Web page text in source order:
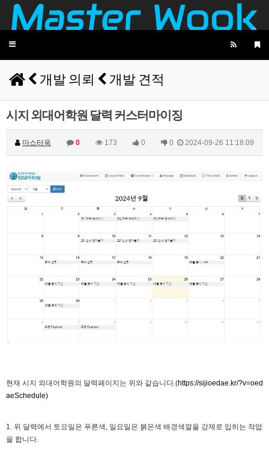
Toggle
개발 의뢰 개발 견적
시지 외대어학원 달력 커스터마이징
마스터욱 0 173 0 0 2024-09-26 11:18:09
현재 시지 외대어학원의 달력페이지는 위와 같습니다.(https://sijioedae.kr/?v=oed
aeSchedule)
1. 위 달력에서 토요일은 푸른색, 일요일은 붉은색 배경색깔을 강제로 입히는 작업
을 합니다.
비회원7a6qtr60coq9fkscsclskqc1jj
욱님 엄청 많은걸 개발하셧네요 ㄷㄷ 리스펙트합
니다
11:55:45
마스터욱 과찬이십니다 감사합니당
11:57:56
12:04:09
마스터욱
만들어야 되는게, 공부를 해야 하는거라면 하는 편
비회원7a6qtr60coq9fkscsclskqc1jj 그렇군요 저도 비슷한것 같내여
비회원7a6qtr60coq9fkscsclskqc1jj 초초초고성능 크롤러를 만들겁니다
12:07:28
비회원7a6qtr60coq9fkscsclskqc1jj ddd fsm dod ecs 를 녹인
비회원7a6qtr60coq9fkscsclskqc1jj
12:08:10
마스터욱 접속로봇이 왤케 많징...
2025년 06월 16일 월요일
아직 계셨군용
비회원7a6qtr60coq9fkscsclskqc1jj
19:45:06
비회원h2886he6tavaqo5gfcutpauv7a 어캐하노
16:53:43
2025년 06월 27일 금요일
벌레세끼
불금 모닝! 09:50:12